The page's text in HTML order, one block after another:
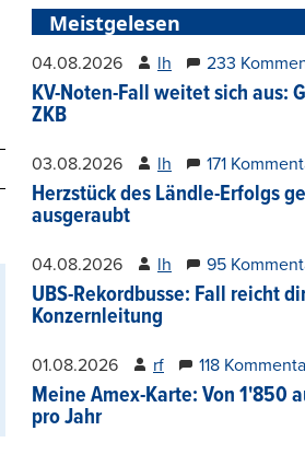
Meistgelesen
04.08.2026 lh 233
KV-Noten-Fall weitet sich aus:
ZKB
03.08.2026 lh 171
Herzstück des Ländle-Erfolgs
ausgeraubt
04.08.2026 lh 95
UBS-Rekordbusse: Fall reicht
Konzernleitung
01.08.2026 rf 118
Meine Amex-Karte: Von 1'850
pro Jahr